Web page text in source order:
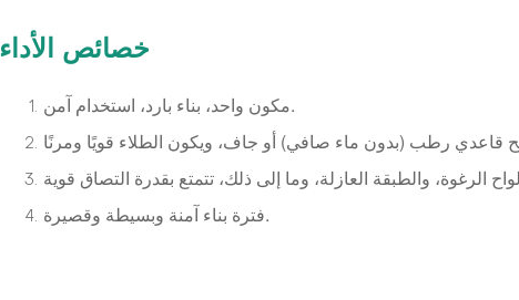
خصائص الأداء
مكون واحد، بناء بارد، استخدام آمن.
فترة بناء آمنة وبسيطة وقصيرة.